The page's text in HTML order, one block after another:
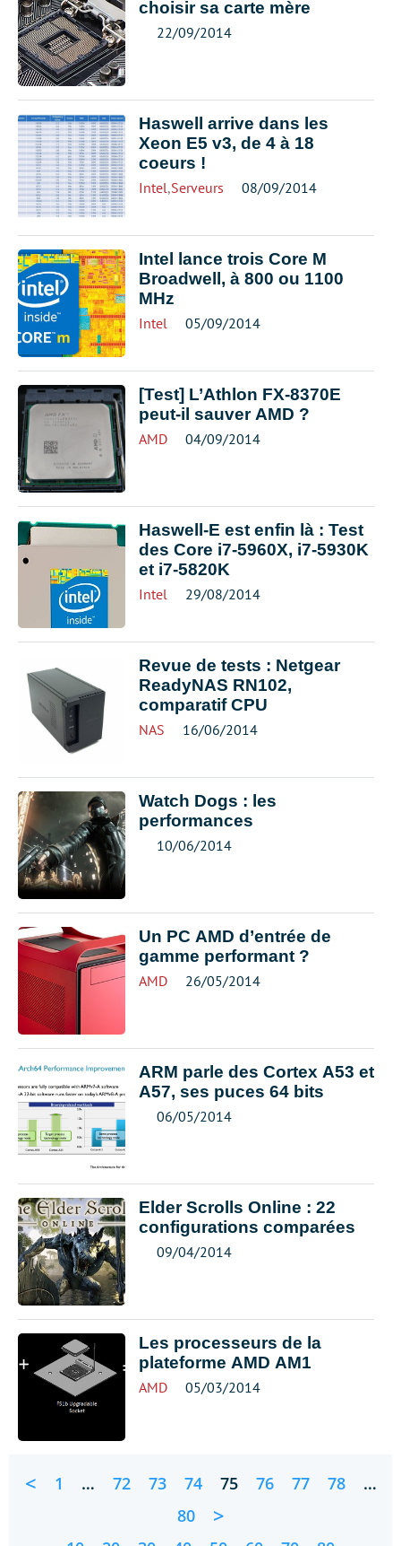
choisir sa carte mère
22/09/2014
Haswell arrive dans les
Xeon E5 v3, de 4 à 18
coeurs !
Intel,Serveurs 08/09/2014
Intel lance trois Core M
Broadwell, à 800 ou 1100
MHz
Intel 05/09/2014
[Test] L’Athlon FX-8370E
peut-il sauver AMD ?
AMD 04/09/2014
Haswell-E est enfin là : Test
des Core i7-5960X, i7-5930K
et i7-5820K
Intel 29/08/2014
Revue de tests : Netgear
ReadyNAS RN102,
comparatif CPU
NAS 16/06/2014
Watch Dogs : les
performances
10/06/2014
Un PC AMD d’entrée de
gamme performant ?
AMD 26/05/2014
ARM parle des Cortex A53 et
A57, ses puces 64 bits
06/05/2014
Elder Scrolls Online : 22
configurations comparées
09/04/2014
Les processeurs de la
plateforme AMD AM1
AMD 05/03/2014
< 1 … 72 73 74 75 76 77 78
…
80
>